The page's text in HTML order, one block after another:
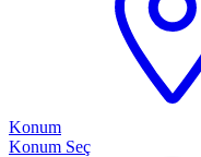
Konum
Konum Seç